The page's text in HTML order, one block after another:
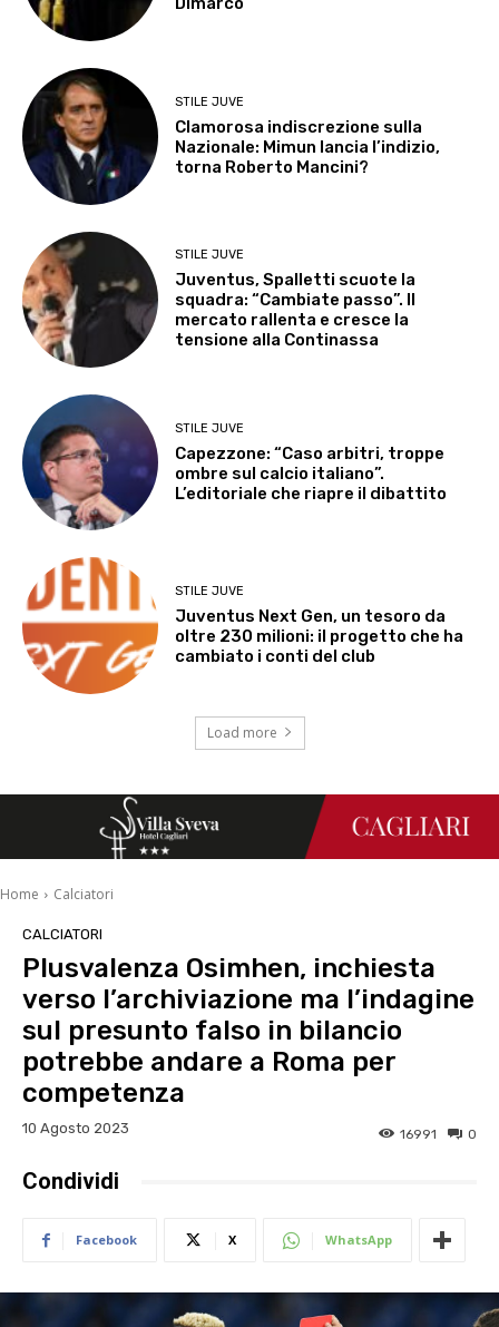
STILE JUVE
Clamorosa indiscrezione sulla
Nazionale: Mimun lancia l’indizio,
torna Roberto Mancini?
STILE JUVE
Juventus, Spalletti scuote la
squadra: “Cambiate passo”. Il
mercato rallenta e cresce la
tensione alla Continassa
STILE JUVE
Capezzone: “Caso arbitri, troppe
ombre sul calcio italiano”.
L’editoriale che riapre il dibattito
STILE JUVE
Juventus Next Gen, un tesoro da
oltre 230 milioni: il progetto che ha
cambiato i conti del club
Load more